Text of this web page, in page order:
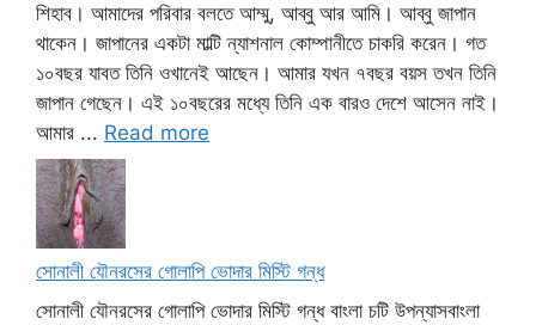
শিহাব। আমাদের পরিবার বলতে আম্মু, আব্বু আর আমি। আব্বু জাপান
থাকেন। জাপানের একটা মাল্টি ন্যাশনাল কোম্পানীতে চাকরি করেন। গত
১০বছর যাবত তিনি ওখানেই আছেন। আমার যখন ৭বছর বয়স তখন তিনি
জাপান গেছেন। এই ১০বছরের মধ্যে তিনি এক বারও দেশে আসেন নাই।
আমার ... Read more
সোনালী যৌনরসের গোলাপি ভোদার মিস্টি গন্ধ
সোনালী যৌনরসের গোলাপি ভোদার মিস্টি গন্ধ বাংলা চটি উপন্যাসবাংলা